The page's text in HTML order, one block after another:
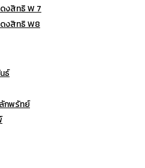
สิทธิ W 7
งสิทธิ W8
ธ์
กพรัทย์